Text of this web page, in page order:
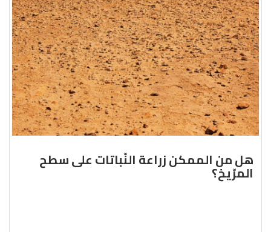
هل من الممكن زراعة النّباتات على سطح
المرّيخ؟